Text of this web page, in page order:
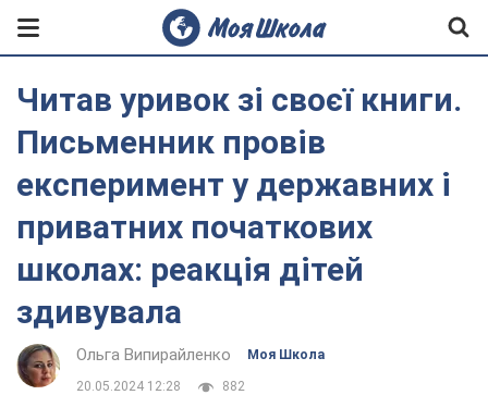
Читав уривок зі своєї книги.
Письменник провів
експеримент у державних і
приватних початкових
школах: реакція дітей
здивувала
Ольга Випирайленко Моя Школа
20.05.2024 12:28 882